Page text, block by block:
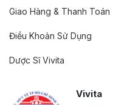
Giao Hàng & Thanh Toán
Điều Khoản Sử Dụng
Dược Sĩ Vivita
Vivita